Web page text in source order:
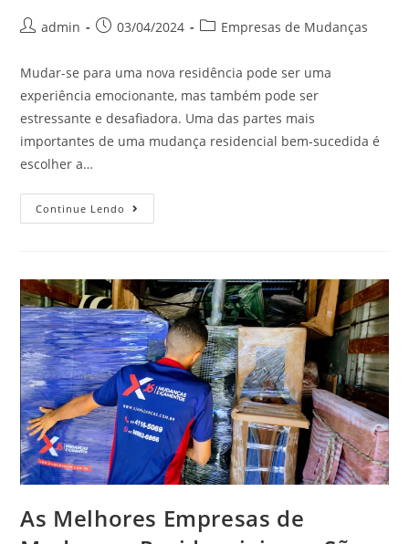
admin 03/04/2024 Empresas de Mudanças
Mudar-se para uma nova residência pode ser uma
experiência emocionante, mas também pode ser
estressante e desafiadora. Uma das partes mais
importantes de uma mudança residencial bem-sucedida é
escolher a…
Continue Lendo
As Melhores Empresas de